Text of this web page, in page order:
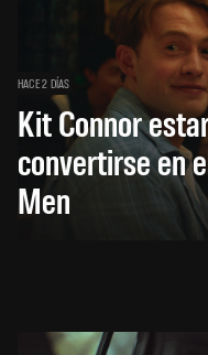
HACE 2 DÍAS
Kit Connor
convertirse en
Men